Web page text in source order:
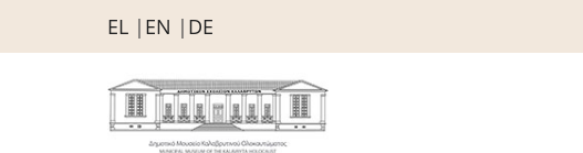
Παράκαμψη
προς
περιεχόμενο
EL EN DE